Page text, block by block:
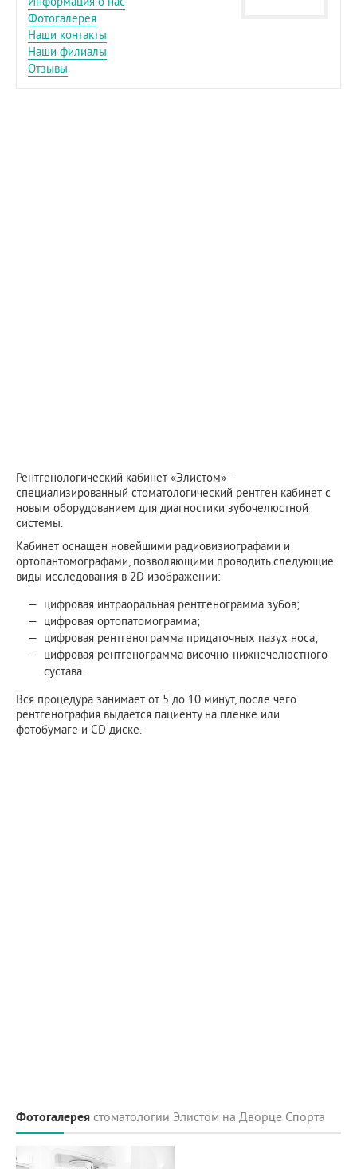
Фотогалерея
Наши контакты
Наши филиалы
Отзывы
Рентгенологический кабинет «Элистом» -
специализированный стоматологический рентген кабинет с
новым оборудованием для диагностики зубочелюстной
системы.
Кабинет оснащен новейшими радиовизиографами и
ортопантомографами, позволяющими проводить следующие
виды исследования в 2D изображении:
цифровая интраоральная рентгенограмма зубов;
цифровая ортопатомограмма;
цифровая рентгенограмма придаточных пазух носа;
цифровая рентгенограмма височно-нижнечелюстного
сустава.
Вся процедура занимает от 5 до 10 минут, после чего
рентгенография выдается пациенту на пленке или
фотобумаге и CD диске.
Фотогалерея стоматологии Элистом на Дворце Спорта